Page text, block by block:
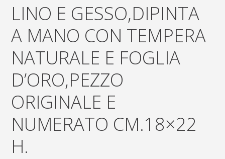
LINO E GESSO,DIPINTA
A MANO CON TEMPERA
NATURALE E FOGLIA
D’ORO,PEZZO
ORIGINALE E
NUMERATO CM.18×22
H.